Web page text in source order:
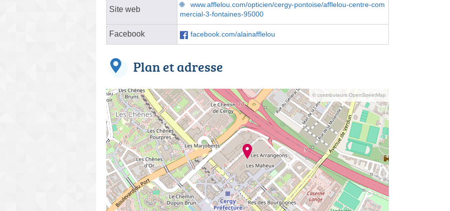
Site web
www.afflelou.com/opticien/cergy-pontoise/afflelou-centre-com
mercial-3-fontaines-95000
Facebook facebook.com/alainafflelou
Plan et adresse
© contributeurs OpenStreetMap